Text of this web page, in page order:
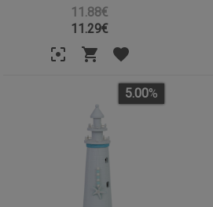
11.88€
11.29€
5.00%